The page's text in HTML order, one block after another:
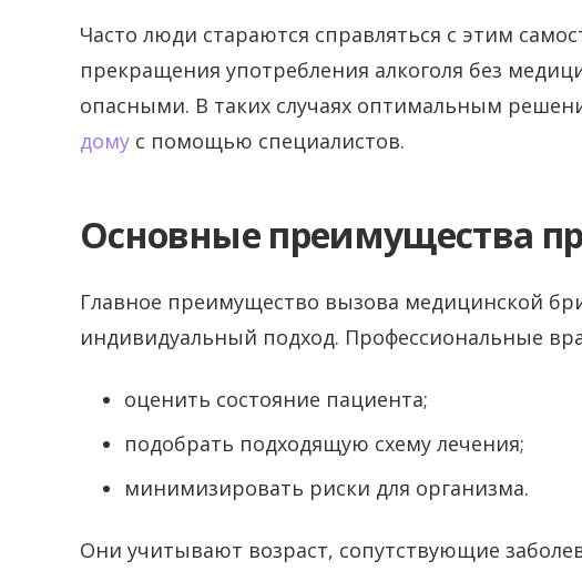
Часто люди стараются справляться с этим
прекращения употребления алкоголя без
опасными. В таких случаях оптимальным
дому с помощью специалистов.
Основные преимущества
Главное преимущество вызова медицинской
индивидуальный подход. Профессиональные
оценить состояние пациента;
подобрать подходящую схему лечения;
минимизировать риски для организма.
Они учитывают возраст, сопутствующие